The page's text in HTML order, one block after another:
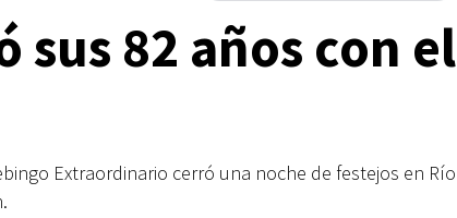
sus 82 años con el
Extraordinario cerró una noche de festejos en Río